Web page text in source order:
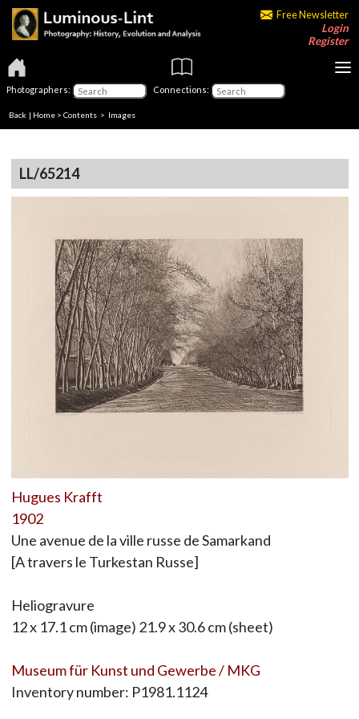
Free Newsletter
Login
Register
Photographers: Connections:
Back | Home > Contents > Images
LL/65214
Hugues Krafft
1902
Une avenue de la ville russe de Samarkand
[A travers le Turkestan Russe]
Heliogravure
12 x 17.1 cm (image) 21.9 x 30.6 cm (sheet)
Museum für Kunst und Gewerbe / MKG
Inventory number: P1981.1124